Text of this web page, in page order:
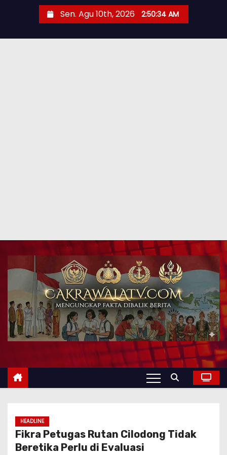
Sen. Agu 10th, 2026 2:50:35 AM
HEADLINE
Fikra Petugas Rutan Cilodong Tidak
Beretika Perlu di Evaluasi